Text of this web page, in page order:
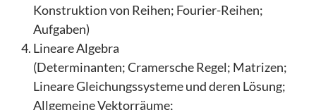
Konstruktion von Reihen; Fourier-Reihen;
Aufgaben)
Lineare Algebra
(Determinanten; Cramersche Regel; Matrizen;
Lineare Gleichungssysteme und deren Lösung;
Allgemeine Vektorräume;